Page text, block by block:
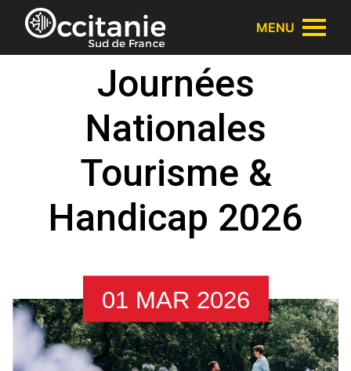
Panneau de gestion des cookies
MENU
Journées
Nationales
Tourisme &
Handicap 2026
01 MAR 2026